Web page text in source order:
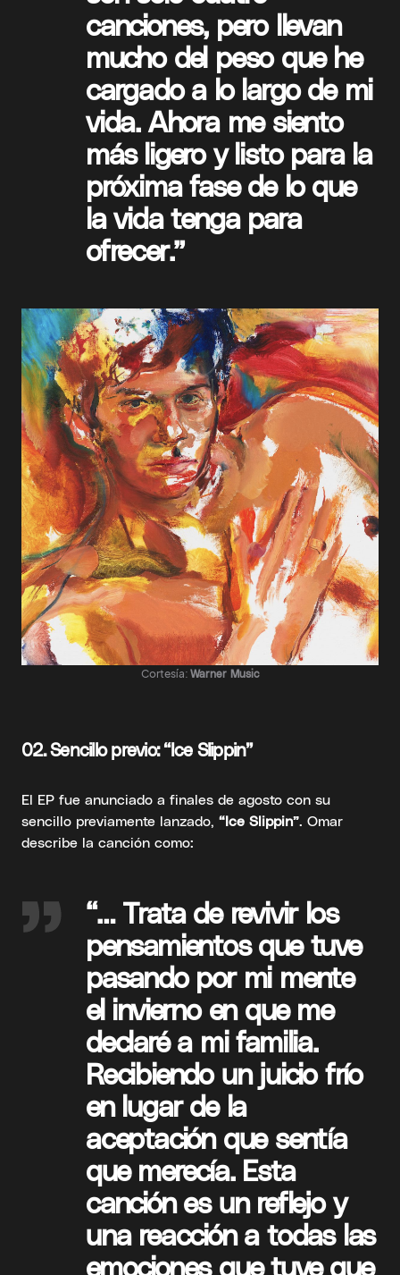
canciones, pero llevan
mucho del peso que he
cargado a lo largo de mi
vida. Ahora me siento
más ligero y listo para la
próxima fase de lo que
la vida tenga para
ofrecer.”
Cortesía: Warner Music
02. Sencillo previo: “Ice Slippin”
El EP fue anunciado a finales de agosto con su
sencillo previamente lanzado, “Ice Slippin”. Omar
describe la canción como:
“… Trata de revivir los
pensamientos que tuve
pasando por mi mente
el invierno en que me
declaré a mi familia.
Recibiendo un juicio frío
en lugar de la
aceptación que sentía
que merecía. Esta
canción es un reflejo y
una reacción a todas las
emociones que tuve que